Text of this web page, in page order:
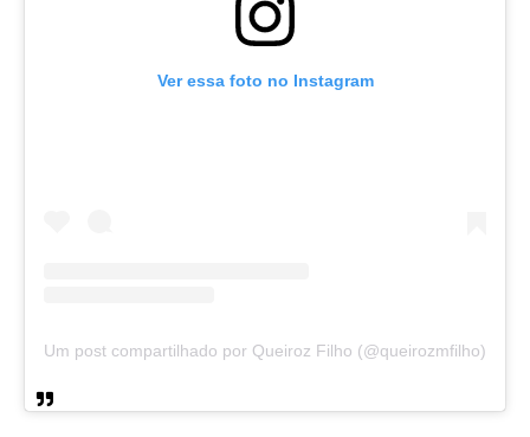
Ver essa foto no Instagram
Um post compartilhado por Queiroz Filho (@queirozmfilho)